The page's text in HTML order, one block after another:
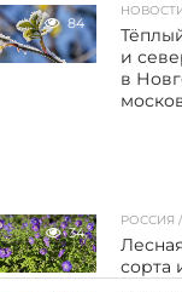
84
и
в
34
РОССИЯ
сорта